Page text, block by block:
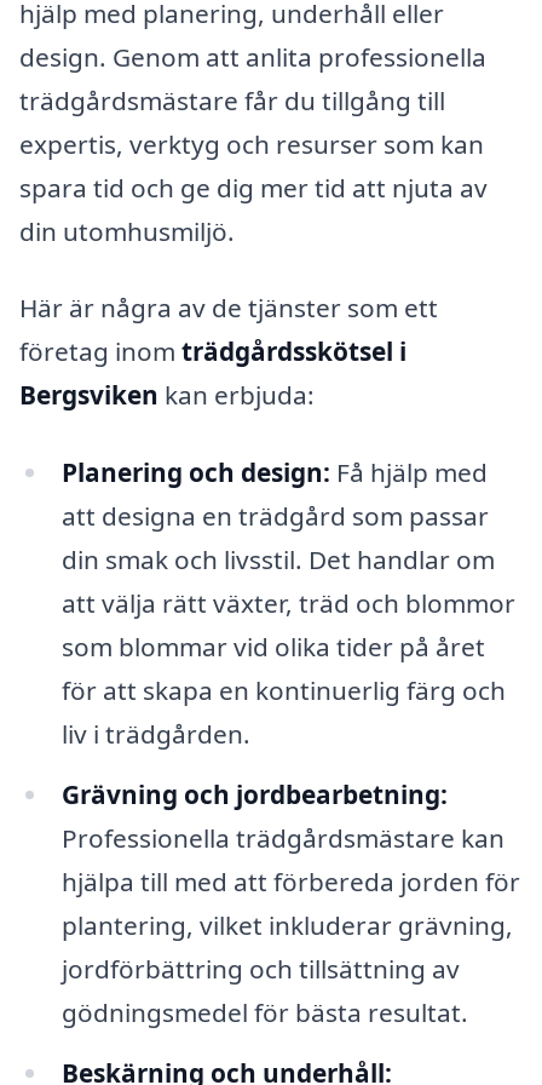
hjälp med planering, underhåll eller
design. Genom att anlita professionella
trädgårdsmästare får du tillgång till
expertis, verktyg och resurser som kan
spara tid och ge dig mer tid att njuta av
din utomhusmiljö.
Här är några av de tjänster som ett
företag inom trädgårdsskötsel i
Bergsviken kan erbjuda:
Planering och design: Få hjälp med
att designa en trädgård som passar
din smak och livsstil. Det handlar om
att välja rätt växter, träd och blommor
som blommar vid olika tider på året
för att skapa en kontinuerlig färg och
liv i trädgården.
Grävning och jordbearbetning:
Professionella trädgårdsmästare kan
hjälpa till med att förbereda jorden för
plantering, vilket inkluderar grävning,
jordförbättring och tillsättning av
gödningsmedel för bästa resultat.
Beskärning och underhåll: